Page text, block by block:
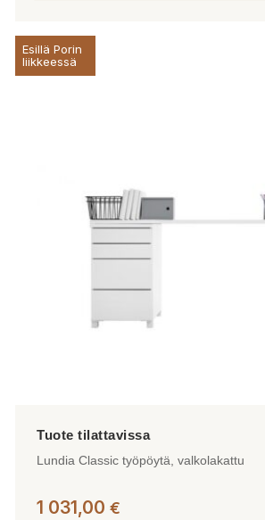
Esillä Porin
liikkeessä
Lundia Classic työpöytä, valkolakattu
1 031,00 €